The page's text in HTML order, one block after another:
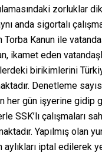
zorluklar
anda sigortalı
Torba Kanun ile
ikamet eden
birikimlerini
Denetleme
her gün işyerine
SSK’lı çalışmaları
Yapılmış olan
aylıkları iptal